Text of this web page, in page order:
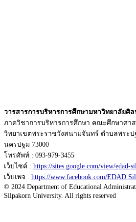
วารสารการบริหารการศึกษามหาวิทยาลัยศิล
ภาควิชาการบริหารการศึกษา คณะศึกษาศา
วิทยาเขตพระราชวังสนามจันทร์ ตำบลพระป
นครปฐม 73000
โทรศัพท์ : 093-979-3455
เว็บไซต์ : https://sites.google.com/view/edad-
เว็บเพจ : https://www.facebook.com/
© 2024 Department of Educational
Silpakorn University. All rights reserved